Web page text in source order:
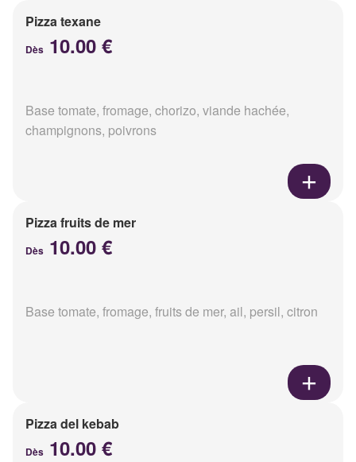
Pizza texane
Dès 10.00 €
Base tomate, fromage, chorizo, viande hachée,
champignons, poivrons
Pizza fruits de mer
Dès 10.00 €
Base tomate, fromage, fruits de mer, ail, persil, citron
Pizza del kebab
Dès 10.00 €